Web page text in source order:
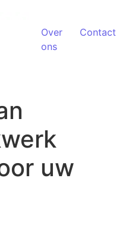
Over
ons
Contact
uw